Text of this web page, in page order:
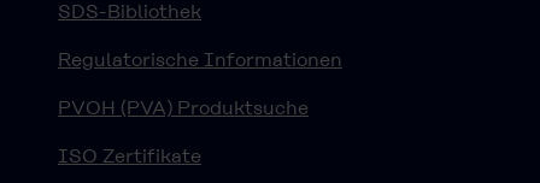
SDS-Bibliothek
Regulatorische Informationen
PVOH (PVA) Produktsuche
ISO Zertifikate